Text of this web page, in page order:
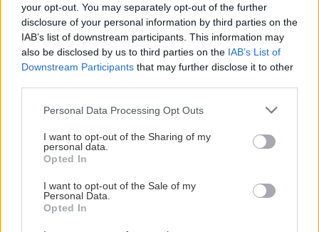
your opt-out. You may separately opt-out of the further
disclosure of your personal information by third parties on the
IAB’s list of downstream participants. This information may
also be disclosed by us to third parties on the IAB’s List of
Downstream Participants that may further disclose it to other
Please note that this website/app uses one or more Google
not limited to your visit or usage behaviour. You may click to
grant or deny consent to Google and its third-party tags to
use your data for below specified purposes in below Google
consent section.
Personal Data Processing Opt Outs
I want to opt-out of the Sharing of my
personal data.
Opted In
I want to opt-out of the Sale of my
Personal Data.
Opted In
Aktuality
Novembrový Môj dom už v
predaji s darčekom
zadarmo
Aktuality
dekorácie rýchlo a ľahko